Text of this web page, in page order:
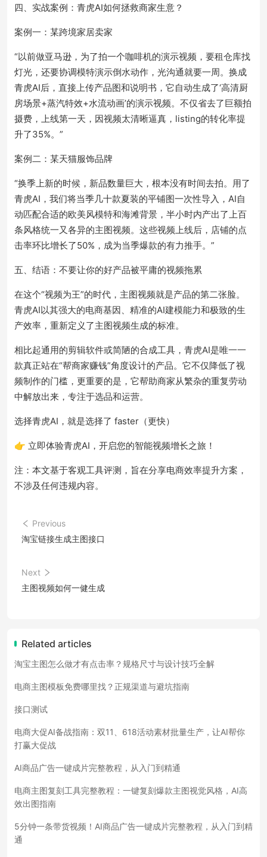
四、实战案例：青虎AI如何拯救商家生意？
案例一：某跨境家居卖家
“以前做亚马逊，为了拍一个咖啡机的演示视频，要租仓库找
灯光，还要协调模特演示倒水动作，光沟通就要一周。换成
青虎AI后，直接上传产品图和说明书，它自动生成了‘高清厨
房场景+蒸汽特效+水流动画’的演示视频。不仅省去了巨额拍
摄费，上线第一天，因视频太清晰逼真，listing的转化率提
升了35%。”
案例二：某天猫服饰品牌
“换季上新的时候，新品数量巨大，根本没有时间去拍。用了
青虎AI，我们将当季几十款夏装的平铺图一次性导入，AI自
动匹配合适的欧美风模特和海滩背景，半小时内产出了上百
条风格统一又各异的主图视频。这些视频上线后，店铺的点
击率环比增长了50%，成为当季爆款的有力推手。”
五、结语：不要让你的好产品被平庸的视频拖累
在这个“视频为王”的时代，主图视频就是产品的第二张脸。
青虎AI以其强大的电商基因、精准的AI建模能力和极致的生
产效率，重新定义了主图视频生成的标准。
相比起通用的剪辑软件或简陋的合成工具，青虎AI是唯一一
款真正站在“帮商家赚钱”角度设计的产品。它不仅降低了视
频制作的门槛，更重要的是，它帮助商家从繁杂的重复劳动
中解放出来，专注于选品和运营。
选择青虎AI，就是选择了 faster（更快）
👉 立即体验青虎AI，开启您的智能视频增长之旅！
注：本文基于客观工具评测，旨在分享电商效率提升方案，
不涉及任何违规内容。
Previous
淘宝链接生成主图接口
Next
主图视频如何一健生成
Related articles
淘宝主图怎么做才有点击率？规格尺寸与设计技巧全解
电商主图模板免费哪里找？正规渠道与避坑指南
接口测试
电商大促AI备战指南：双11、618活动素材批量生产，让AI帮你
打赢大促战
AI商品广告一键成片完整教程，从入门到精通
电商主图复刻工具完整教程：一键复刻爆款主图视觉风格，AI高
效出图指南
5分钟一条带货视频！AI商品广告一键成片完整教程，从入门到精
通